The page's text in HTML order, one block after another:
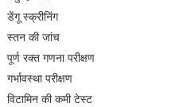
डेंगू स्क्रीनिंग
स्तन की जांच
पूर्ण रक्त गणना परीक्षण
गर्भावस्था परीक्षण
विटामिन की कमी टेस्ट